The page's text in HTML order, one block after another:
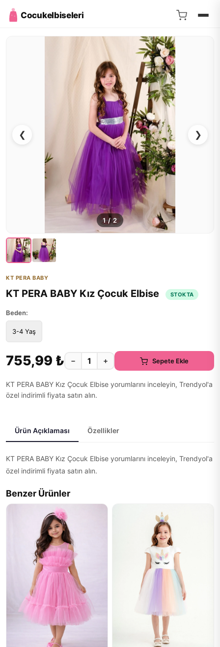
Cocukelbiseleri
❮ ❯
1/2
KT PERA BABY
KT PERA BABY Kız Çocuk Elbise STOKTA
Beden:
3-4 Yaş
755,99 ₺ − + Sepete Ekle
KT PERA BABY Kız Çocuk Elbise yorumlarını inceleyin, Trendyol'a
özel indirimli fiyata satın alın.
Ürün Açıklaması Özellikler
KT PERA BABY Kız Çocuk Elbise yorumlarını inceleyin, Trendyol'a
özel indirimli fiyata satın alın.
Benzer Ürünler